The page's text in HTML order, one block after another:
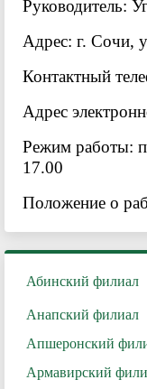
Руководитель:
Адрес: г. Сочи,
Контактный
Адрес
Режим работы:
17.00
Положение о
Абинский филиал
Анапский филиал
Апшеронский
Армавирский